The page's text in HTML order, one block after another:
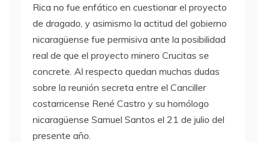
Rica no fue enfático en cuestionar el proyecto
de dragado, y asimismo la actitud del gobierno
nicaragüense fue permisiva ante la posibilidad
real de que el proyecto minero Crucitas se
concrete. Al respecto quedan muchas dudas
sobre la reunión secreta entre el Canciller
costarricense René Castro y su homólogo
nicaragüense Samuel Santos el 21 de julio del
presente año.